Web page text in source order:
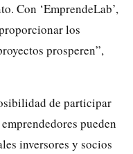
Con ‘EmprendeLab’,
los
prosperen”,
de participar
pueden
inversores y socios